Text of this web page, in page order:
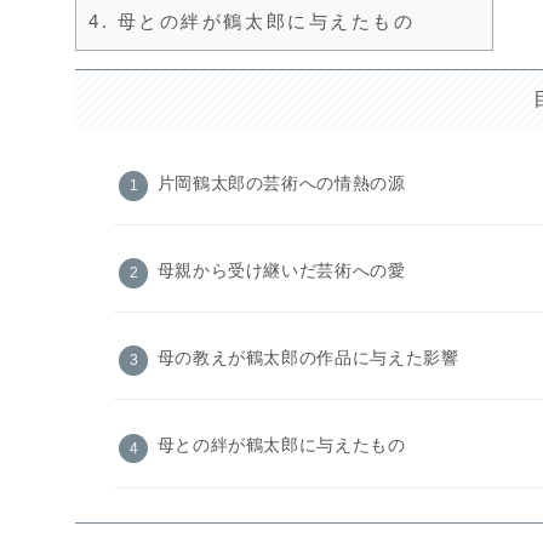
4. 母との絆が鶴太郎に与えたもの
片岡鶴太郎の芸術への情熱の源
母親から受け継いだ芸術への愛
母の教えが鶴太郎の作品に与えた影響
母との絆が鶴太郎に与えたもの